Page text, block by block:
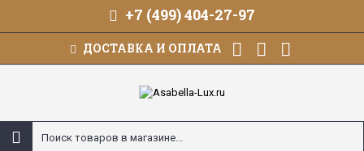
+7 (499) 404-27-97
ДОСТАВКА И ОПЛАТА